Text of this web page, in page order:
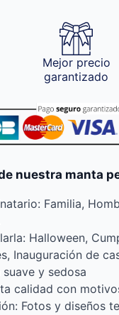
Mejor precio
garantizado
nuestra manta
Familia,
Halloween,
Inauguración de
y sedosa
calidad con
Fotos y diseños